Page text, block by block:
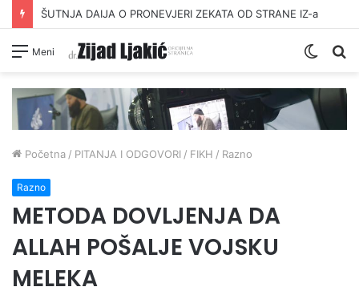
ŠUTNJA DAIJA O PRONEVJERI ZEKATA OD STRANE IZ-a
Meni
Switch
Početna / PITANJA I ODGOVORI / FIKH / Razno
Razno
METODA DOVLJENJA DA
ALLAH POŠALJE VOJSKU
MELEKA